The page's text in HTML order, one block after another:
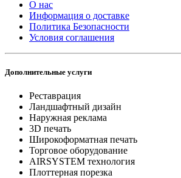
О нас
Информация о доставке
Политика Безопасности
Условия соглашения
Дополнительные услуги
Реставрация
Ландшафтный дизайн
Наружная реклама
3D печать
Широкоформатная печать
Торговое оборудование
AIRSYSTEM технология
Плоттерная порезка